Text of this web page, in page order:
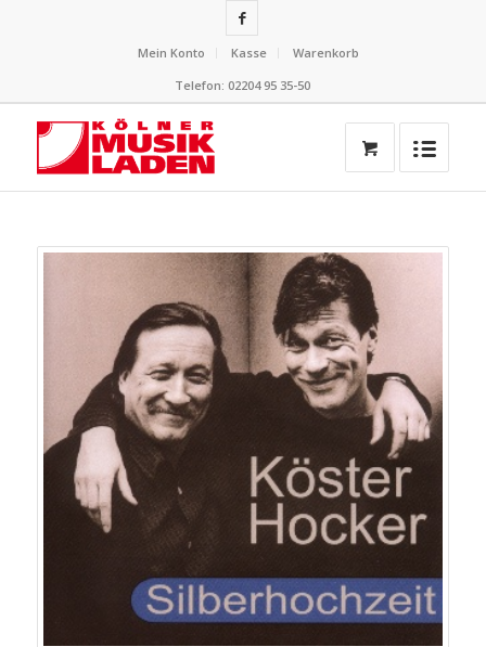
Mein Konto Kasse
Warenkorb
Telefon: 02204 95 35-50